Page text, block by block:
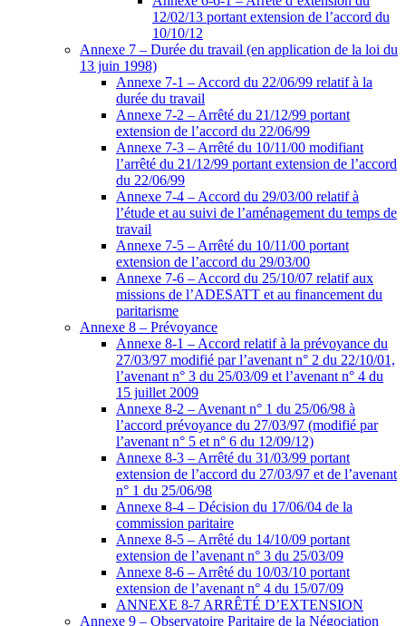
12/02/13 portant extension de l’accord du
10/10/12
Annexe 7 – Durée du travail (en application de la loi du
13 juin 1998)
Annexe 7-1 – Accord du 22/06/99 relatif à la
durée du travail
Annexe 7-2 – Arrêté du 21/12/99 portant
extension de l’accord du 22/06/99
Annexe 7-3 – Arrêté du 10/11/00 modifiant
l’arrêté du 21/12/99 portant extension de l’accord
du 22/06/99
Annexe 7-4 – Accord du 29/03/00 relatif à
l’étude et au suivi de l’aménagement du temps de
travail
Annexe 7-5 – Arrêté du 10/11/00 portant
extension de l’accord du 29/03/00
Annexe 7-6 – Accord du 25/10/07 relatif aux
missions de l’ADESATT et au financement du
paritarisme
Annexe 8 – Prévoyance
Annexe 8-1 – Accord relatif à la prévoyance du
27/03/97 modifié par l’avenant n° 2 du 22/10/01,
l’avenant n° 3 du 25/03/09 et l’avenant n° 4 du
15 juillet 2009
Annexe 8-2 – Avenant n° 1 du 25/06/98 à
l’accord prévoyance du 27/03/97 (modifié par
l’avenant n° 5 et n° 6 du 12/09/12)
Annexe 8-3 – Arrêté du 31/03/99 portant
extension de l’accord du 27/03/97 et de l’avenant
n° 1 du 25/06/98
Annexe 8-4 – Décision du 17/06/04 de la
commission paritaire
Annexe 8-5 – Arrêté du 14/10/09 portant
extension de l’avenant n° 3 du 25/03/09
Annexe 8-6 – Arrêté du 10/03/10 portant
extension de l’avenant n° 4 du 15/07/09
ANNEXE 8-7 ARRÊTÉ D’EXTENSION
Annexe 9 – Observatoire Paritaire de la Négociation